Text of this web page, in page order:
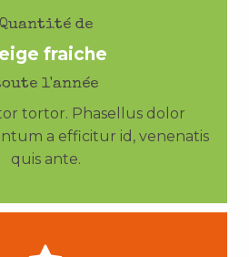
Quantité de
fraiche
l'année
tortor. Phasellus dolor
a efficitur id, venenatis
quis ante.